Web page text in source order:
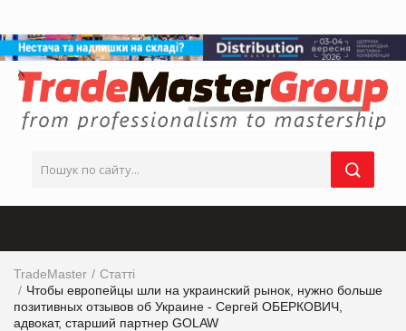
TradeMaster
Статті
Чтобы европейцы шли на украинский рынок, нужно больше
позитивных отзывов об Украине - Сергей ОБЕРКОВИЧ,
адвокат, старший партнер GOLAW